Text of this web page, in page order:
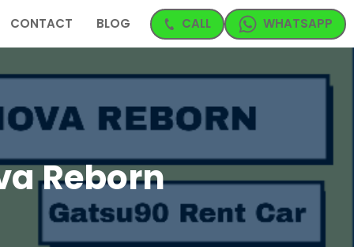
CONTACT BLOG CALL WHATSAPP
Reborn